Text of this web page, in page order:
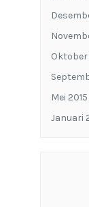
Oktober
Mei 2015
Januari